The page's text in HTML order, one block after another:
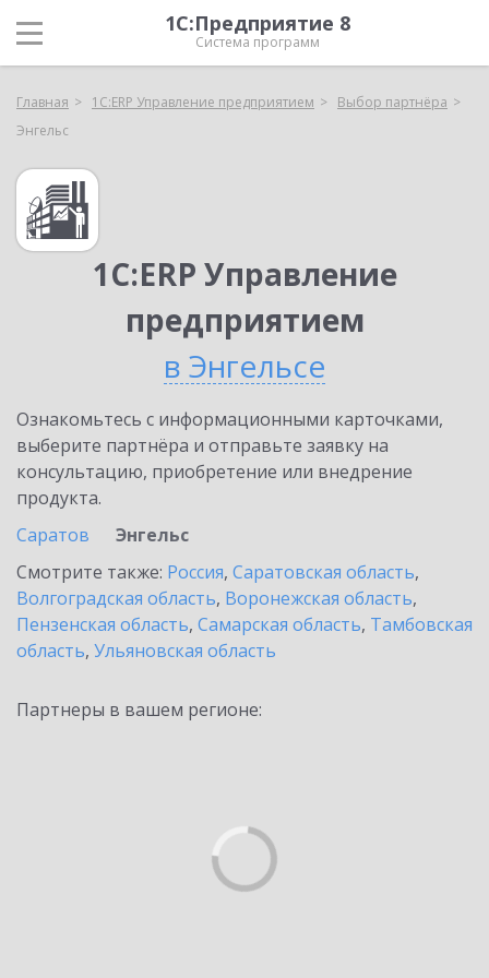
1С:Предприятие 8
Система программ
Главная 1С:ERP Управление предприятием
Выбор партнёра
Энгельс
1С:ERP Управление
предприятием
в Энгельсе
Ознакомьтесь с информационными карточками,
выберите партнёра и отправьте заявку на
консультацию, приобретение или внедрение
продукта.
Саратов
Энгельс
Смотрите также: Россия, Саратовская область,
Волгоградская область, Воронежская область,
Пензенская область, Самарская область, Тамбовская
область, Ульяновская область
Партнеры в вашем регионе: